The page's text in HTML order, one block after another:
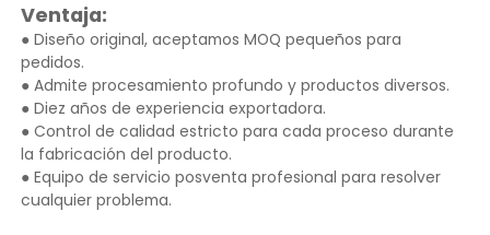
Ventaja:
● Diseño original, aceptamos MOQ pequeños para
pedidos.
● Admite procesamiento profundo y productos diversos.
● Diez años de experiencia exportadora.
● Control de calidad estricto para cada proceso durante
la fabricación del producto.
● Equipo de servicio posventa profesional para resolver
cualquier problema.